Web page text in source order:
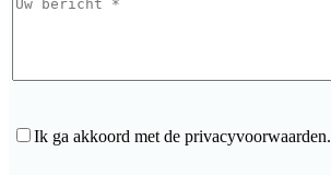
Ik ga akkoord met de privacyvoorwaarden.